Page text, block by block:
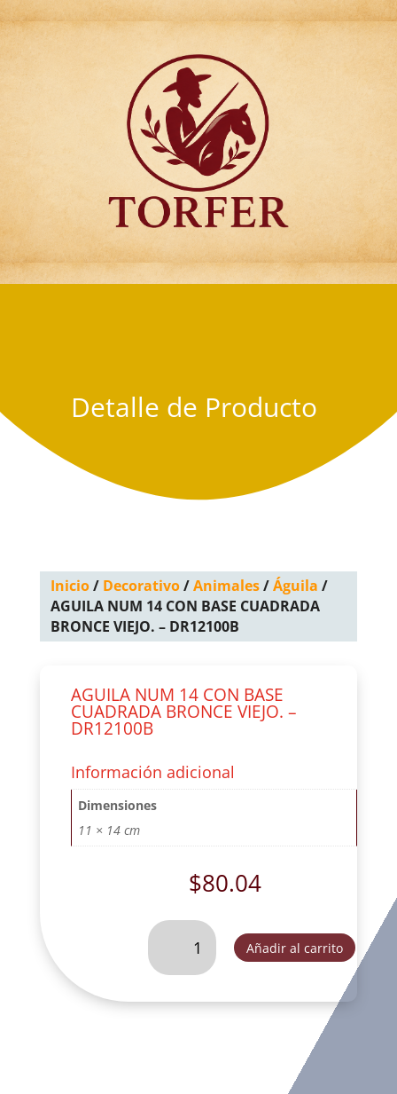
Articulos para
Regalo Torfer.
Detalle de Producto
Inicio/ Decorativo/Animales/Águila /
AGUILA NUM 14 CON BASE CUADRADA
BRONCE VIEJO. – DR12100B
AGUILA NUM 14 CON BASE
CUADRADA BRONCE VIEJO. –
DR12100B
Información adicional
Dimensiones
11 × 14 cm
$80.04
AGUILA
14
BASE
Añadir al carrito